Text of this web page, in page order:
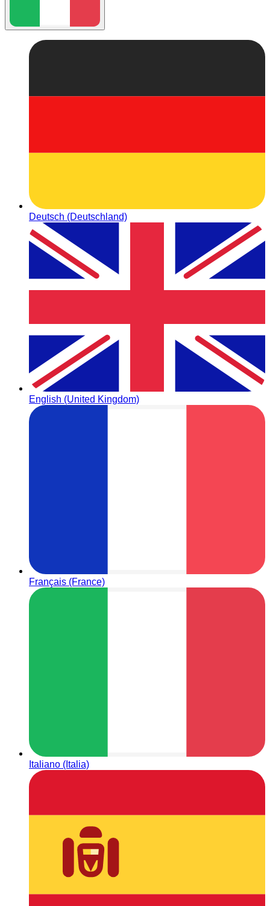
Deutsch (Deutschland)
English (United Kingdom)
Français (France)
Italiano (Italia)